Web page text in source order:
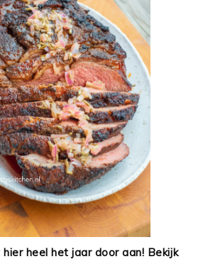
heel het jaar door aan! Bekijk